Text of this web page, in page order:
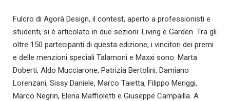
Fulcro di Agorà Design, il contest, aperto a professionisti e
studenti, si è articolato in due sezioni: Living e Garden. Tra gli
oltre 150 partecipanti di questa edizione, i vincitori dei premi
e delle menzioni speciali Talamoni e Maxxi sono: Marta
Doberti, Aldo Mucciarone, Patrizia Bertolini, Damiano
Lorenzani, Sissy Daniele, Marco Taietta, Filippo Meriggi,
Marco Negrin, Elena Maffioletti e Giuseppe Campailla. A